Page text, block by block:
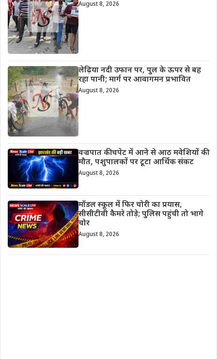
August 8, 2026
लेढ़िया नदी उफान पर, पुल के ऊपर से बह
रहा पानी; मार्ग पर आवागमन प्रभावित
August 8, 2026
वज्रपात की चपेट में आने से आठ मवेशियों की
मौत, पशुपालकों पर टूटा आर्थिक संकट
August 8, 2026
मॉडल स्कूल में फिर चोरी का प्रयास,
सीसीटीवी कैमरे तोड़े; पुलिस पहुंची तो भागे
चोर
August 8, 2026